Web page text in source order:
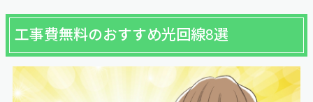
工事費無料のおすすめ光回線8選